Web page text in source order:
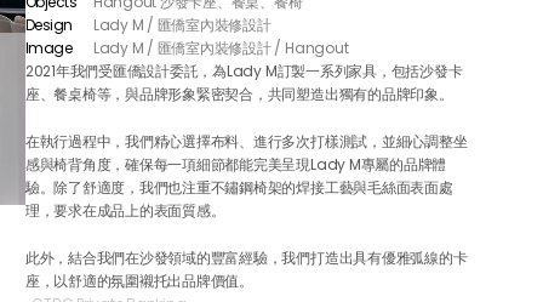
Design
Lady M / 匯僑室內裝修設計
Image
Lady M / 匯僑室內裝修設計 / Hangout
2021年我們受匯僑設計委託，為Lady M訂製一系列家具，包括沙發卡
座、餐桌椅等，與品牌形象緊密契合，共同塑造出獨有的品牌印象。
在執行過程中，我們精心選擇布料、進行多次打樣測試，並細心調整坐
感與椅背角度，確保每一項細節都能完美呈現Lady M專屬的品牌體
驗。除了舒適度，我們也注重不鏽鋼椅架的焊接工藝與毛絲面表面處
理，要求在成品上的表面質感。
此外，結合我們在沙發領域的豐富經驗，我們打造出具有優雅弧線的卡
座，以舒適的氛圍襯托出品牌價值。